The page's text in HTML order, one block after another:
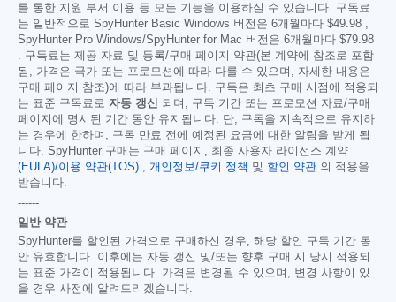
를 통한 지원 부서 이용 등 모든 기능을 이용하실 수 있습니다. 구독료
는 일반적으로 SpyHunter Basic Windows 버전은 6개월마다 $49.98 ,
SpyHunter Pro Windows/SpyHunter for Mac 버전은 6개월마다 $79.98
. 구독료는 제공 자료 및 등록/구매 페이지 약관(본 계약에 참조로 포함
됨, 가격은 국가 또는 프로모션에 따라 다를 수 있으며, 자세한 내용은
구매 페이지 참조)에 따라 부과됩니다. 구독은 최초 구매 시점에 적용되
는 표준 구독료로 자동 갱신 되며, 구독 기간 또는 프로모션 자료/구매
페이지에 명시된 기간 동안 유지됩니다. 단, 구독을 지속적으로 유지하
는 경우에 한하며, 구독 만료 전에 예정된 요금에 대한 알림을 받게 됩
니다. SpyHunter 구매는 구매 페이지, 최종 사용자 라이선스 계약
(EULA)/이용 약관(TOS) , 개인정보/쿠키 정책 및 할인 약관 의 적용을
받습니다.
------
일반 약관
SpyHunter를 할인된 가격으로 구매하신 경우, 해당 할인 구독 기간 동
안 유효합니다. 이후에는 자동 갱신 및/또는 향후 구매 시 당시 적용되
는 표준 가격이 적용됩니다. 가격은 변경될 수 있으며, 변경 사항이 있
을 경우 사전에 알려드리겠습니다.